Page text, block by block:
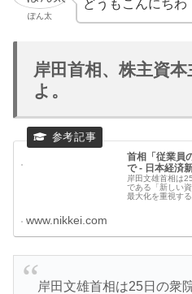
ぽん太
どうもこんにちわ
岸田首相、株主資
よ。
首相「従業員
で - 日本経済
岸田文雄首相は
である「新しい
最大化を重視す
www.nikkei.com
岸田文雄首相は25日の衆